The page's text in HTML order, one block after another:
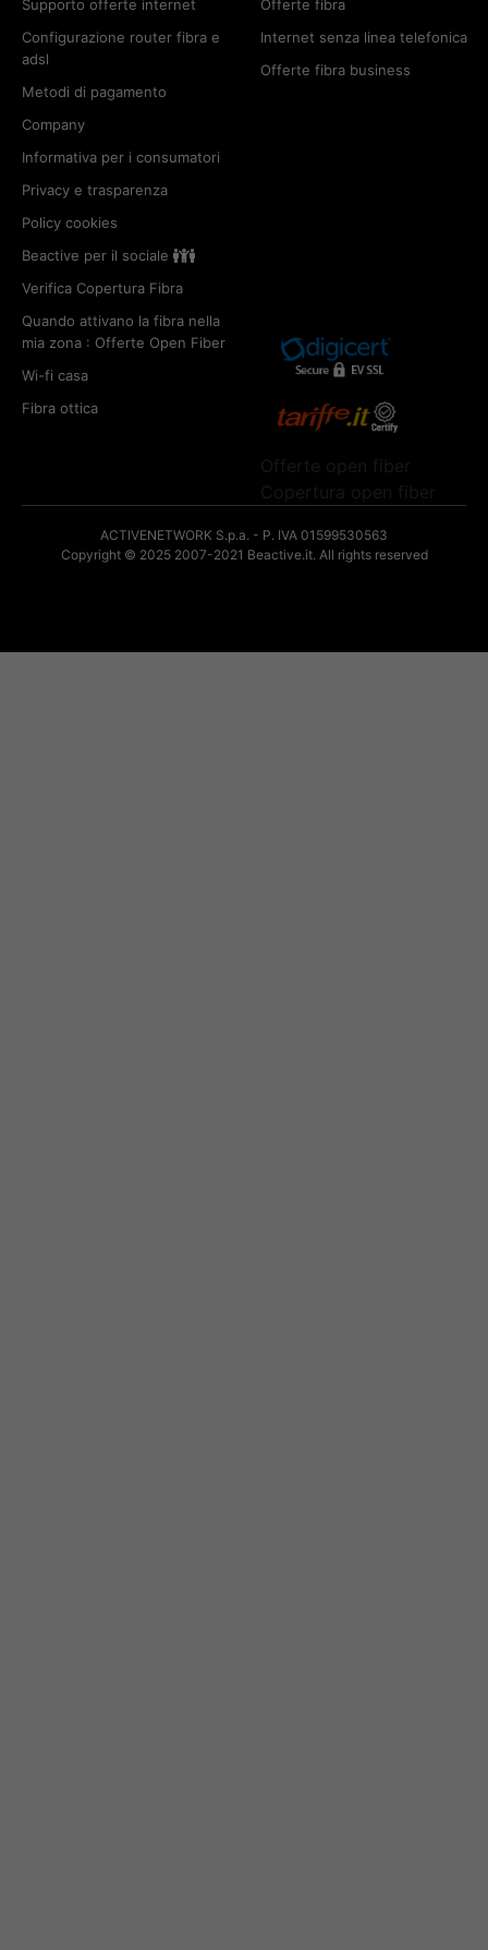
Supporto offerte internet
Configurazione router fibra e
adsl
Metodi di pagamento
Company
Informativa per i consumatori
Privacy e trasparenza
Policy cookies
Beactive per il sociale
Offerte fibra
Internet senza linea telefonica
Offerte fibra business
Verifica Copertura Fibra
Quando attivano la fibra nella
mia zona : Offerte Open Fiber
Wi-fi casa
Fibra ottica
Offerte open fiber
Copertura open fiber
ACTIVENETWORK S.p.a. - P. IVA 01599530563
Copyright © 2025 2007-2021 Beactive.it. All rights reserved